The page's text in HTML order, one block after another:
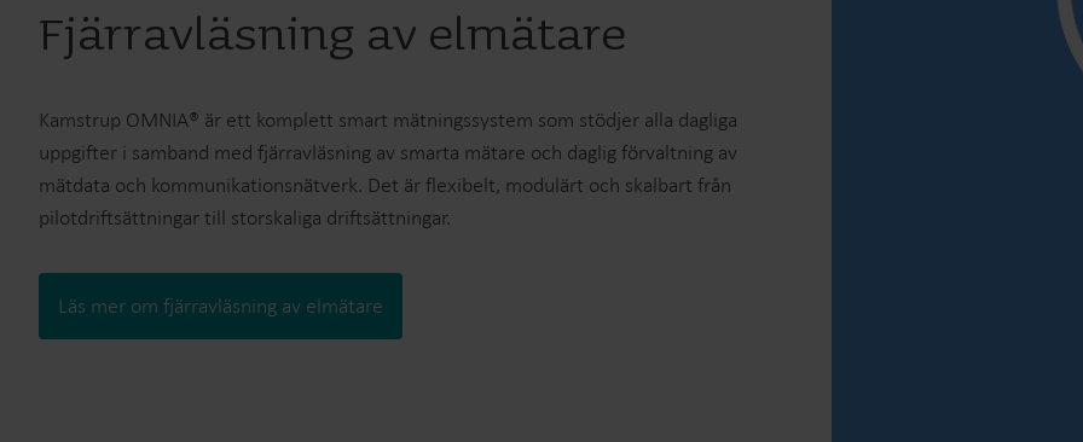
Fjärravläsning av elmätare
Kamstrup OMNIA® är ett komplett smart mätningssystem som stödjer alla dagliga
uppgifter i samband med fjärravläsning av smarta mätare och daglig förvaltning av
mätdata och kommunikationsnätverk. Det är flexibelt, modulärt och skalbart från
pilotdriftsättningar till storskaliga driftsättningar.
Läs mer om fjärravläsning av elmätare